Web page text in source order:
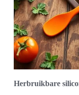
Herbruikbare